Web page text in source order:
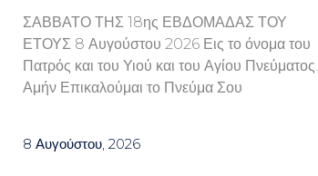
ΣΑΒΒΑΤΟ ΤΗΣ 18ης ΕΒΔΟΜΑΔΑΣ ΤΟΥ
ΕΤΟΥΣ 8 Αυγούστου 2026 Εις το όνομα του
Πατρός και του Υιού και του Αγίου Πνεύματος.
Αμήν Επικαλούμαι το Πνεύμα Σου
8 Αυγούστου, 2026